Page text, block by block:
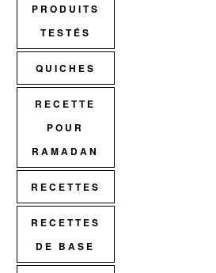
PRODUITS
TESTÉS
QUICHES
RECETTE
POUR
RAMADAN
RECETTES
RECETTES
DE BASE